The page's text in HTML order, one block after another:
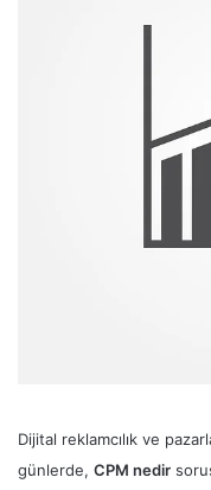
Dijital reklamcılık ve
günlerde, CPM nedir